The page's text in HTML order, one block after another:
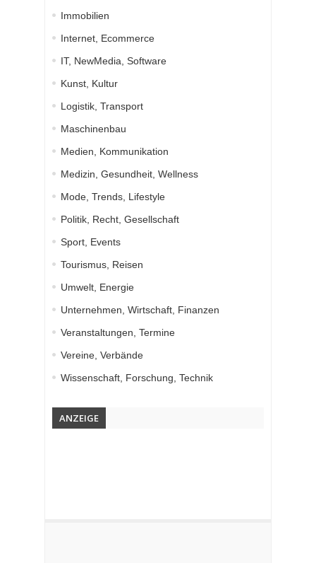
Immobilien
Internet, Ecommerce
IT, NewMedia, Software
Kunst, Kultur
Logistik, Transport
Maschinenbau
Medien, Kommunikation
Medizin, Gesundheit, Wellness
Mode, Trends, Lifestyle
Politik, Recht, Gesellschaft
Sport, Events
Tourismus, Reisen
Umwelt, Energie
Unternehmen, Wirtschaft, Finanzen
Veranstaltungen, Termine
Vereine, Verbände
Wissenschaft, Forschung, Technik
ANZEIGE